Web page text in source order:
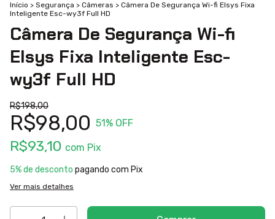
Início > Segurança > Câmeras > Câmera De Segurança Wi-fi Elsys Fixa
Inteligente Esc-wy3f Full HD
Câmera De Segurança Wi-fi
Elsys Fixa Inteligente Esc-
wy3f Full HD
R$198,00
R$98,00 51 % OFF
R$93,10 com Pix
5% de desconto pagando com Pix
Ver mais detalhes